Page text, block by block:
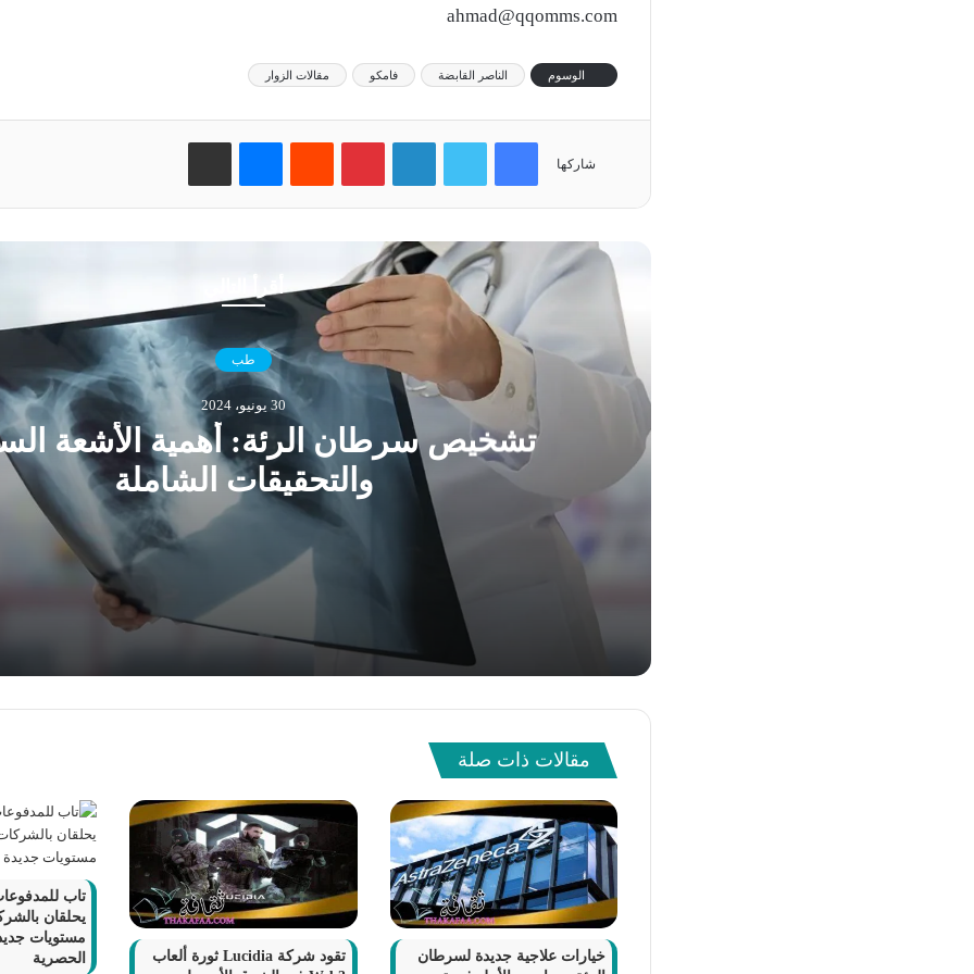
ahmad@qqomms.com
الوسوم الناصر القابضة فامكو مقالات الزوار
شاركها
فيسبوك تويتر لينكدإن بينتيريست ‏Reddit ماسنجر مشاركة عبر البريد
أقرأ التالي
طب
30 يونيو، 2024
تشخيص سرطان الرئة: أهمية الأشعة
والتحقيقات الشاملة
تشخيص سرطان الرئة: أهمية الأشعة السينية والتحقيقات الشاملة
قرية سمر راس الحكمة الساحل الشمالي Summer North Coast 2024
4 يونيو، 2022
أسباب اهتمام مصر فايف باخبار التكنولوجيا وخاصة شروحات واتساب
12 ديسمبر، 2023
مقالات ذات صلة
خيارات علاجية جديدة لسرطان
تقود شركة Lucidia ثورة ألعاب
تاب
يحلقان
مستويات
الحصرية